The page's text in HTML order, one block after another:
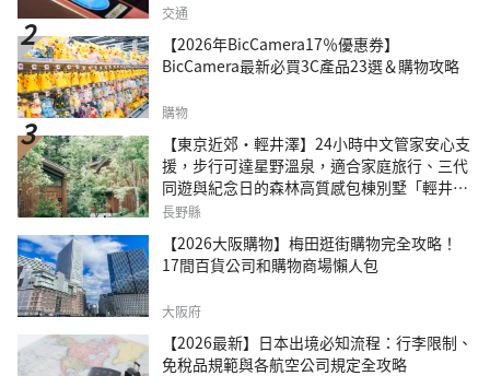
交通
【2026年BicCamera17％優惠券】
BicCamera最新必買3C產品23選＆購物攻略
購物
【東京近郊・輕井澤】24小時中文管家安心支
援，步行可達星野溫泉，適合家庭旅行、三代
同遊與紀念日的森林高質感包棟別墅「輕井澤
森四季VILLA」
長野縣
【2026大阪購物】梅田逛街購物完全攻略！
17間百貨公司和購物商場懶人包
大阪府
【2026最新】日本出境必知流程：行李限制、
免稅品規範與各航空公司規定全攻略